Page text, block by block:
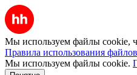
Мы используем файлы cookie,
Правила использования
Мы используем файлы cookie.